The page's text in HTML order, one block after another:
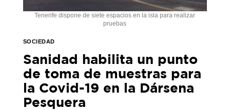
Tenerife dispone de siete espacios en la isla para realizar
pruebas
SOCIEDAD
Sanidad habilita un punto
de toma de muestras para
la Covid-19 en la Dár​sena
Pesquera